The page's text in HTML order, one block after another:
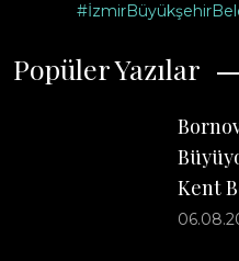
Popüler Yazılar
Kent